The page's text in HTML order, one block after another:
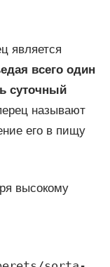
является
всего один
суточный
называют
его в пищу
высокому